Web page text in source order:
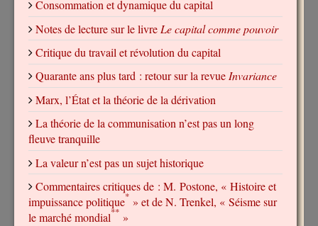
Consommation et dynamique du capital
Notes de lecture sur le livre Le capital comme pouvoir
Critique du travail et révolution du capital
Quarante ans plus tard : retour sur la revueInvariance
Marx, l’État et la théorie de la dérivation
La théorie de la communisation n’est pas un long
fleuve tranquille
La valeur n’est pas un sujet historique
Commentaires critiques de : M. Postone, « Histoire et
impuissance politique* » et de N. Trenkel, « Séisme sur
le marché mondial** »